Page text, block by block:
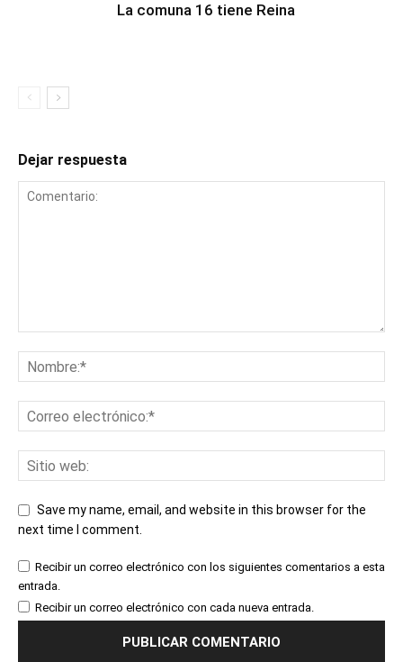
La comuna 16 tiene Reina
Dejar respuesta
Save my name, email, and website in this browser for the
next time I comment.
Recibir un correo electrónico con los siguientes comentarios a esta
entrada.
Recibir un correo electrónico con cada nueva entrada.